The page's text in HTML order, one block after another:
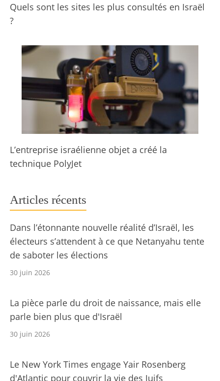
Quels sont les sites les plus consultés en Israël
?
L’entreprise israélienne objet a créé la
technique PolyJet
Articles récents
Dans l’étonnante nouvelle réalité d’Israël, les
électeurs s’attendent à ce que Netanyahu tente
de saboter les élections
30 juin 2026
La pièce parle du droit de naissance, mais elle
parle bien plus que d'Israël
30 juin 2026
Le New York Times engage Yair Rosenberg
d'Atlantic pour couvrir la vie des Juifs